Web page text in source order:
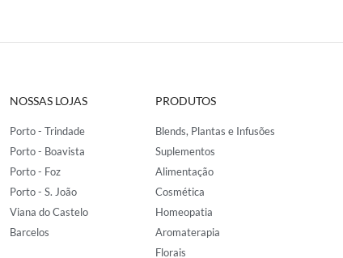
NOSSAS LOJAS
Porto - Trindade
Porto - Boavista
Porto - Foz
Porto - S. João
Viana do Castelo
Barcelos
PRODUTOS
Blends, Plantas e Infusões
Suplementos
Alimentação
Cosmética
Homeopatia
Aromaterapia
Florais